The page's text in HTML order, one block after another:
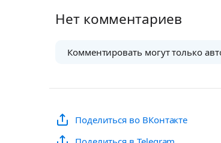
Нет комментариев
Комментировать могут только
Поделиться во ВКонтакте